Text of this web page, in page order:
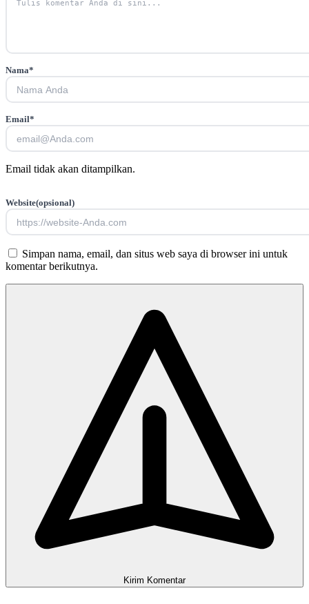
Nama*
Email*
Email tidak akan ditampilkan.
Website(opsional)
Simpan nama, email, dan situs web saya di browser ini untuk
komentar berikutnya.
Kirim Komentar